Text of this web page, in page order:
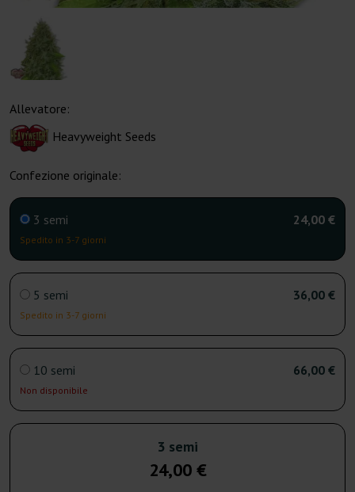
Allevatore:
Heavyweight Seeds
Confezione originale:
3 semi
Spedito in 3-7 giorni
24,00 €
5 semi
Spedito in 3-7 giorni
36,00 €
10 semi
Non disponibile
66,00 €
3 semi
24,00 €